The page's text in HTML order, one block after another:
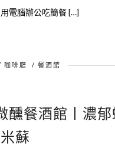
電腦辦公吃簡餐 […]
咖啡廳 / 餐酒館
餐酒館丨濃
蘇